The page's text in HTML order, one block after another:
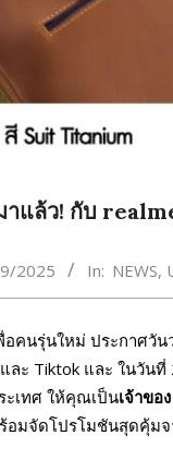
แล้ว! กับ
2025 In: NEWS,
คนรุ่นใหม่ ประกาศวัน
ละ Tiktok และ ในวั
ะเทศ ให้คุณเป็นเจ้าของ
ร้อมจัดโปรโมชันสุดคุ้ม